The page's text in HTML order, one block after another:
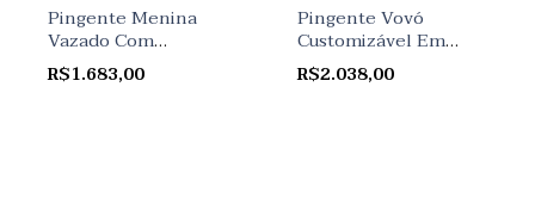
Pingente Menina
Vazado Com
Diamantes Em Ouro
Amarelo
R$1.683,00
Pingente Vovó
Customizável Em
Ouro Amarelo
R$2.038,00